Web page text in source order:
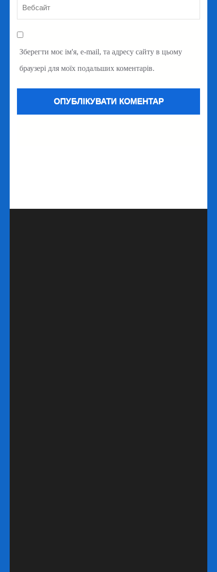
Зберегти моє ім'я, e-mail, та адресу сайту в цьому
браузері для моїх подальших коментарів.